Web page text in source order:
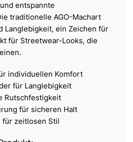
entspannte
traditionelle AGO-Machart
Langlebigkeit, ein Zeichen für
für Streetwear-Looks, die
individuellen Komfort
für Langlebigkeit
Rutschfestigkeit
für sicheren Halt
für zeitlosen Stil